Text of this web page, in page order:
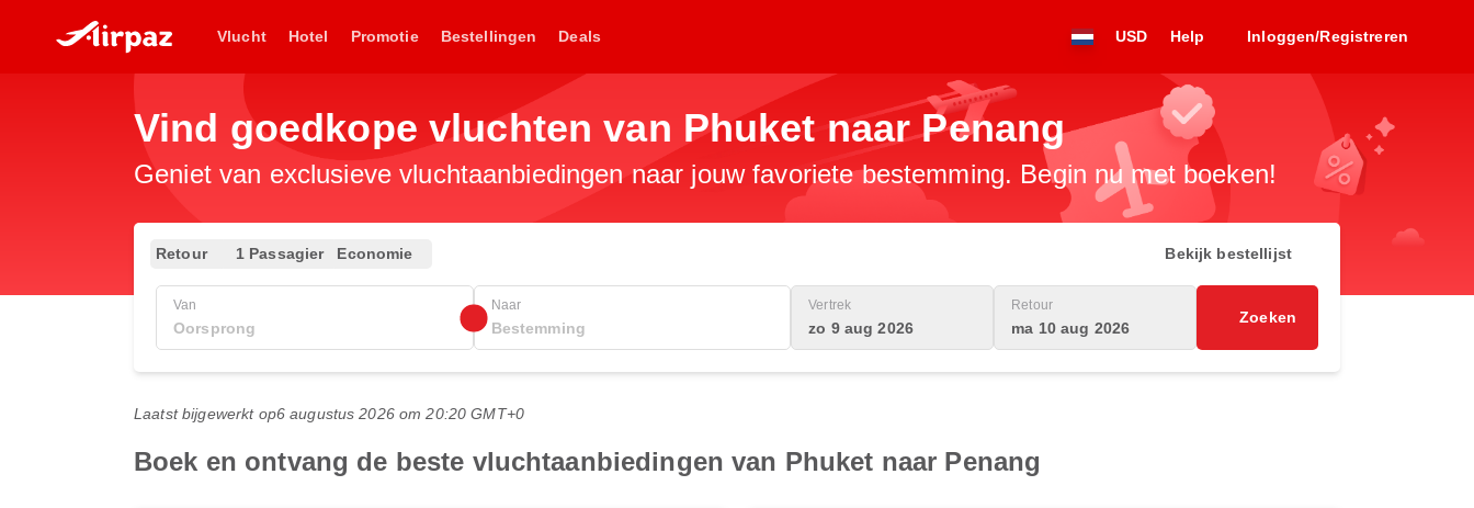
Vlucht Hotel Promotie Bestellingen Deals USD Help Inloggen/Registreren
Vind goedkope vluchten van Phuket naar Penang
Geniet van exclusieve vluchtaanbiedingen naar jouw favoriete bestemming. Begin nu met boeken!
Retour 1 Passagier Economie Bekijk bestellijst
Van Naar Vertrek
zo 9 aug 2026
Retour
ma 10 aug 2026
Zoeken
Laatst bijgewerkt op6 augustus 2026 om 20:20 GMT+0
Boek en ontvang de beste vluchtaanbiedingen van Phuket naar Penang